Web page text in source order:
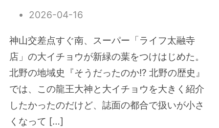
2026-04-16
神山交差点すぐ南、スーパー「ライフ太融寺
店」の大イチョウが新緑の葉をつけはじめた。
北野の地域史『そうだったのか!? 北野の歴史』
では、この龍王大神と大イチョウを大きく紹介
したかったのだけど、誌面の都合で扱いが小さ
くなって […]